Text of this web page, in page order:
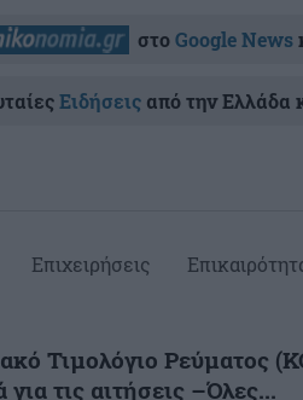
στοGoogle News
Ειδήσειςαπό την Ελλάδα
Επιχειρήσεις
Τιμολόγιο Ρεύματος
τις αιτήσεις –Όλες...